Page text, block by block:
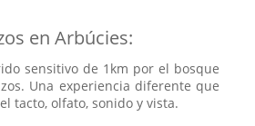
en Arbúcies:
sensitivo de 1km por el bosque
Una experiencia diferente que
tacto, olfato, sonido y vista.